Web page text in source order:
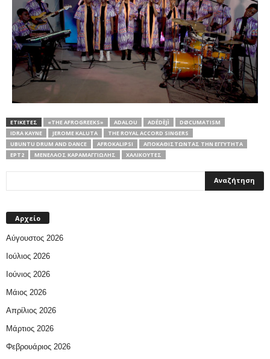
ΕΤΙΚΕΤΕΣ «THE AFROGREEKS» ADALOU ADÉDÈJÌ
DØCUMATISM
IDRA KAYNE
JEROME KALUTA
THE ROYAL ACCORD SINGERS
UBUNTU DRUM AND DANCE
ΑFROKALIPSI
ΑΠΟΚΑΘΙΣΤΩΝΤΑΣ ΤΗΝ ΕΓΓΥΤΗΤΑ
ΕΡΤ2
ΜΕΝΈΛΑΟΣ ΚΑΡΑΜΑΓΓΙΏΛΗΣ ΧΑΛΙΚΟΎΤΕΣ
Αρχείο
Αύγουστος 2026
Ιούλιος 2026
Ιούνιος 2026
Μάιος 2026
Απρίλιος 2026
Μάρτιος 2026
Φεβρουάριος 2026